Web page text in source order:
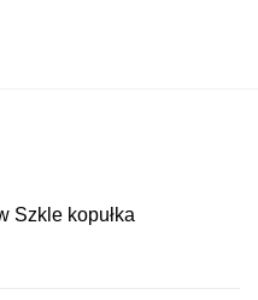
Szkle kopułka